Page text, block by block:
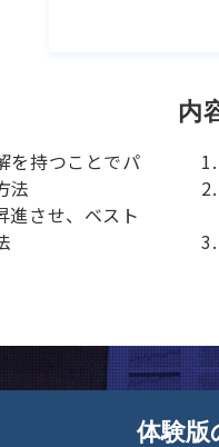
を持つことでパ
法
進させ、ベスト
内
体験版